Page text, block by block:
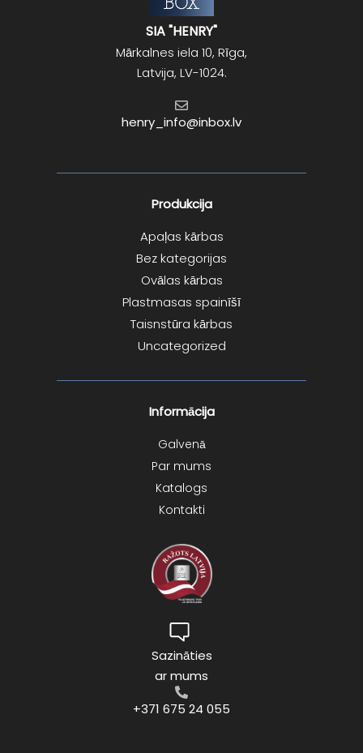
SIA "HENRY"
Mārkalnes iela 10, Rīga,
Latvija, LV-1024.
henry_info@inbox.lv
Produkcija
Apaļas kārbas
Bez kategorijas
Ovālas kārbas
Plastmasas spainīšī
Taisnstūra kārbas
Uncategorized
Informācija
Galvenā
Par mums
Katalogs
Kontakti
Sazināties
ar mums
+371 675 24 055